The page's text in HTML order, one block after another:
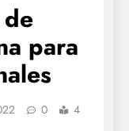
para
0
4